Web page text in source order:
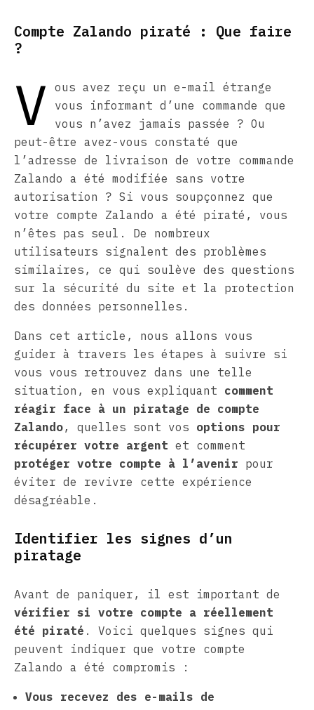
Compte Zalando piraté : Que faire
?
V
ous avez reçu un e-mail étrange
vous informant d’une commande que
vous n’avez jamais passée ? Ou
peut-être avez-vous constaté que
l’adresse de livraison de votre commande
Zalando a été modifiée sans votre
autorisation ? Si vous soupçonnez que
votre compte Zalando a été piraté, vous
n’êtes pas seul. De nombreux
utilisateurs signalent des problèmes
similaires, ce qui soulève des questions
sur la sécurité du site et la protection
des données personnelles.
Dans cet article, nous allons vous
guider à travers les étapes à suivre si
vous vous retrouvez dans une telle
situation, en vous expliquant comment
réagir face à un piratage de compte
Zalando, quelles sont vos options pour
récupérer votre argent et comment
protéger votre compte à l’avenir pour
éviter de revivre cette expérience
désagréable.
Identifier les signes d’un
piratage
Avant de paniquer, il est important de
vérifier si votre compte a réellement
été piraté . Voici quelques signes qui
peuvent indiquer que votre compte
Zalando a été compromis :
Vous recevez des e-mails de